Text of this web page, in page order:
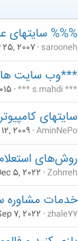
%%%
sarooneh
25, 2007
***وب سایت
*** s.mahdi ***
سایتهای
AminNePo
2009
روش‌های
Zohrreh
5, 2022
خدمات مشاوره
zhale77
7, 2022